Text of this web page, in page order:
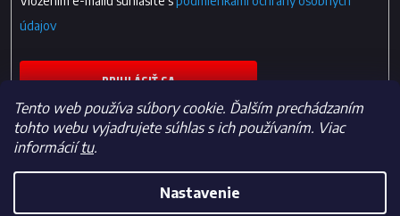
Tento web používa súbory cookie. Ďalším prechádzaním
tohto webu vyjadrujete súhlas s ich používaním. Viac
informáciítu.
Nastavenie
údajov
PRIHLÁSIŤ SA
Vytvoril Shoptet